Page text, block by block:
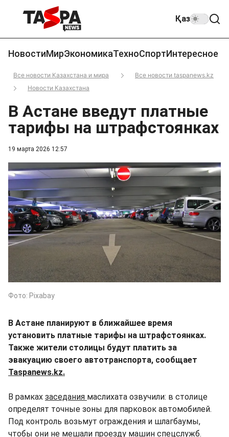
Қаз
НовостиМирЭкономикаТехноСпортИнтересное
Все новости Казахстана и мира
Все новости taspanews.kz
Новости Казахстана
19 марта 2026 12:57
В Астане введут платные
тарифы на штрафстоянках
Фото: Pixabay
В Астане планируют в ближайшее время
установить платные тарифы на штрафстоянках.
Также жители столицы будут платить за
эвакуацию своего автотранспорта, сообщает
Taspanews.kz.
В рамках заседания маслихата озвучили: в столице
определят точные зоны для парковок автомобилей.
Под контроль возьмут ограждения и шлагбаумы,
чтобы они не мешали проезду машин спецслужб.